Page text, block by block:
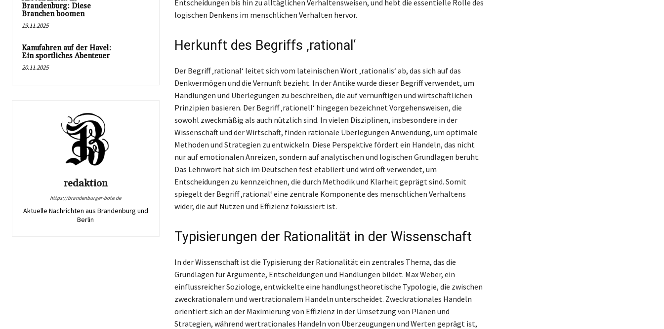
Brandenburg: Diese
Branchen boomen
19.11.2025
Kanufahren auf der Havel:
Ein sportliches Abenteuer
20.11.2025
redaktion
https://brandenburger-bote.de
Aktuelle Nachrichten aus Brandenburg und
Berlin
Entscheidungen bis hin zu alltäglichen Verhaltensweisen, und hebt die essentielle Rolle des
logischen Denkens im menschlichen Verhalten hervor.
Herkunft des Begriffs ‚rational‘
Der Begriff ‚rational‘ leitet sich vom lateinischen Wort ‚rationalis‘ ab, das sich auf das
Denkvermögen und die Vernunft bezieht. In der Antike wurde dieser Begriff verwendet, um
Handlungen und Überlegungen zu beschreiben, die auf vernünftigen und wirtschaftlichen
Prinzipien basieren. Der Begriff ‚rationell‘ hingegen bezeichnet Vorgehensweisen, die
sowohl zweckmäßig als auch nützlich sind. In vielen Disziplinen, insbesondere in der
Wissenschaft und der Wirtschaft, finden rationale Überlegungen Anwendung, um optimale
Methoden und Strategien zu entwickeln. Diese Perspektive fördert ein Handeln, das nicht
nur auf emotionalen Anreizen, sondern auf analytischen und logischen Grundlagen beruht.
Das Lehnwort hat sich im Deutschen fest etabliert und wird oft verwendet, um
Entscheidungen zu kennzeichnen, die durch Methodik und Klarheit geprägt sind. Somit
spiegelt der Begriff ‚rational‘ eine zentrale Komponente des menschlichen Verhaltens
wider, die auf Nutzen und Effizienz fokussiert ist.
Typisierungen der Rationalität in der Wissenschaft
In der Wissenschaft ist die Typisierung der Rationalität ein zentrales Thema, das die
Grundlagen für Argumente, Entscheidungen und Handlungen bildet. Max Weber, ein
einflussreicher Soziologe, entwickelte eine handlungstheoretische Typologie, die zwischen
zweckrationalem und wertrationalem Handeln unterscheidet. Zweckrationales Handeln
orientiert sich an der Maximierung von Effizienz in der Umsetzung von Plänen und
Strategien, während wertrationales Handeln von Überzeugungen und Werten geprägt ist,